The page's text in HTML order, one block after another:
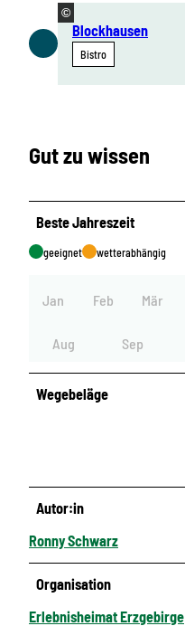
©
Blockhausen
Bistro
Gut zu wissen
Beste Jahreszeit
geeignet wetterabhängig
Jan Feb Mär
Aug Sep
Wegebeläge
Autor:in
Ronny Schwarz
Organisation
Erlebnisheimat Erzgebirge